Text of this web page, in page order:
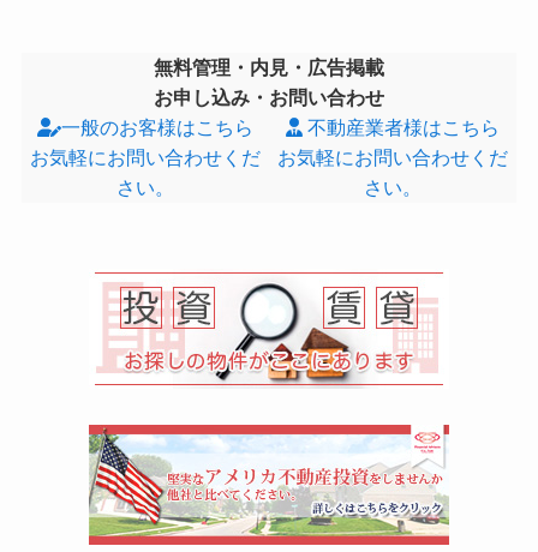
無料管理・内見・広告掲載
お申し込み・お問い合わせ
一般のお客様はこちら
お気軽にお問い合わせくだ
さい。
不動産業者様はこちら
お気軽にお問い合わせくだ
さい。